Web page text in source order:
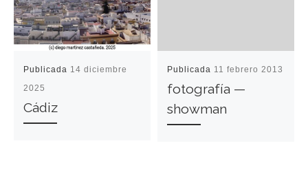
Publicada 14 diciembre
2025
Cádiz
Publicada 11 febrero 2013
fotografía —
showman